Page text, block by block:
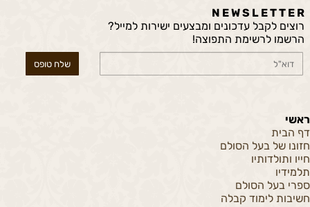
N E W S L E T T E R
רוצים לקבל עדכונים ומבצעים ישירות למייל?
הרשמו לרשימת התפוצה!
ראשי
דף הבית
חזונו של בעל הסולם
חייו ותולדותיו
תלמידיו
ספרי בעל הסולם
חשיבות לימוד קבלה